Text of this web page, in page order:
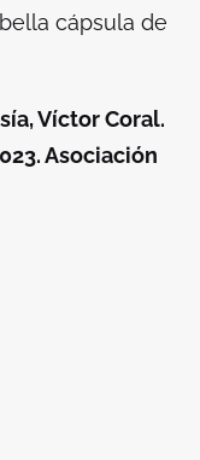
cápsula de
, Víctor Coral.
Asociación